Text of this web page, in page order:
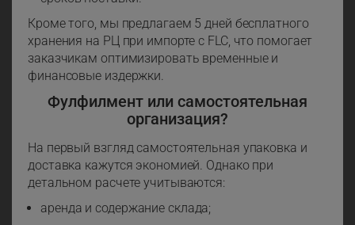
Кроме того, мы предлагаем 5 дней бесплатного
хранения на РЦ при импорте с FLC, что помогает
заказчикам оптимизировать временные и
финансовые издержки.
Фулфилмент или самостоятельная
организация?
На первый взгляд самостоятельная упаковка и
доставка кажутся экономией. Однако при
детальном расчете учитываются:
аренда и содержание склада;